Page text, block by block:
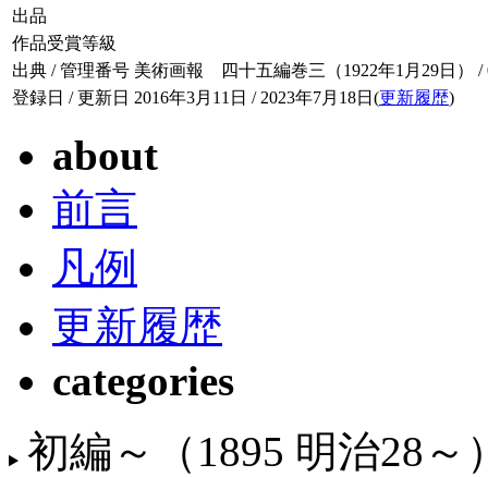
出品
作品受賞等級
出典 / 管理番号 美術画報 四十五編巻三（1922年1月29日） /
登録日 / 更新日 2016年3月11日 / 2023年7月18日(更新履歴)
about
前言
凡例
更新履歴
categories
初編～（1895 明治28～